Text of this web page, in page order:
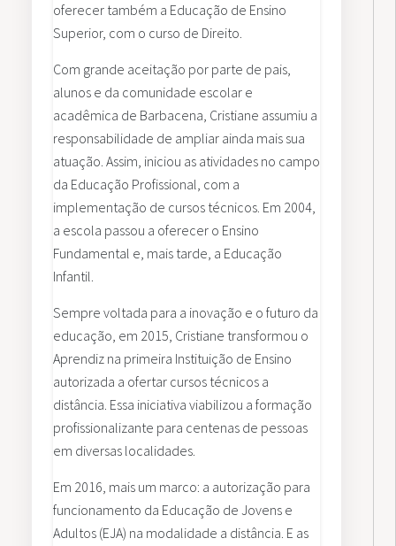
oferecer também a Educação de Ensino
Superior, com o curso de Direito.
Com grande aceitação por parte de pais,
alunos e da comunidade escolar e
acadêmica de Barbacena, Cristiane assumiu a
responsabilidade de ampliar ainda mais sua
atuação. Assim, iniciou as atividades no campo
da Educação Profissional, com a
implementação de cursos técnicos. Em 2004,
a escola passou a oferecer o Ensino
Fundamental e, mais tarde, a Educação
Infantil.
Sempre voltada para a inovação e o futuro da
educação, em 2015, Cristiane transformou o
Aprendiz na primeira Instituição de Ensino
autorizada a ofertar cursos técnicos a
distância. Essa iniciativa viabilizou a formação
profissionalizante para centenas de pessoas
em diversas localidades.
Em 2016, mais um marco: a autorização para
funcionamento da Educação de Jovens e
Adultos (EJA) na modalidade a distância. E as